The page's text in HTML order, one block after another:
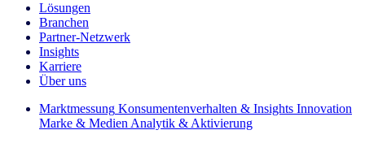
Lösungen
Branchen
Partner-Netzwerk
Insights
Karriere
Über uns
Marktmessung Konsumentenverhalten & Insights Innovation
Marke & Medien Analytik & Aktivierung